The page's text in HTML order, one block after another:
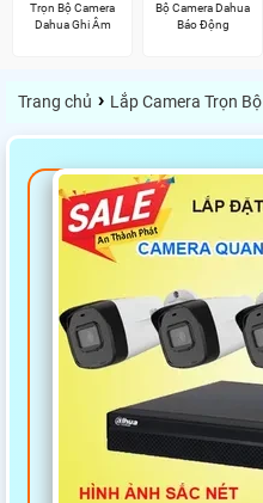
Trọn Bộ Camera
Dahua Ghi Âm
Bộ Camera Dahua
Báo Động
Trang chủ › Lắp Camera Trọn Bộ